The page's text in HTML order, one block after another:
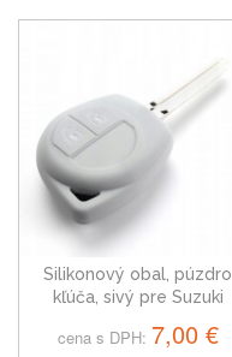
Silikonový obal, púzdro
kľúča, sivý pre Suzuki
cena s DPH: 7,00 €